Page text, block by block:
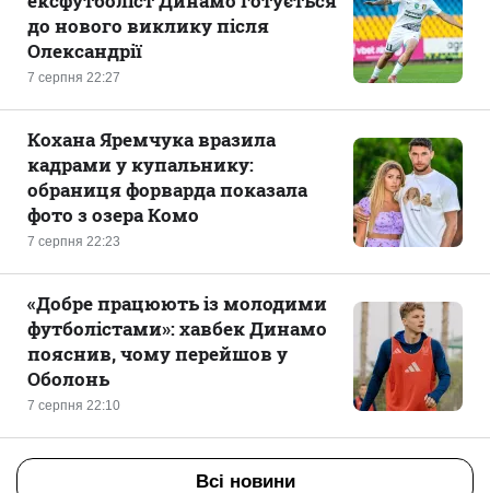
7 серпня 22:27
до нового виклику після
Олександрії
7 серпня 22:23
Кохана Яремчука вразила
кадрами у купальнику:
обраниця форварда показала
фото з озера Комо
7 серпня 22:10
«Добре працюють із молодими
футболістами»: хавбек Динамо
пояснив, чому перейшов у
Оболонь
Всі новини